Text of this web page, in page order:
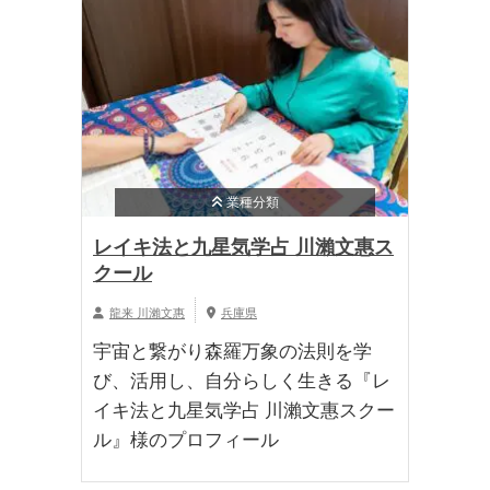
業種分類
レイキ法と九星気学占 川瀨文惠ス
クール
龍来 川瀨文惠 兵庫県
宇宙と繋がり森羅万象の法則を学
び、活用し、自分らしく生きる『レ
イキ法と九星気学占 川瀨文惠スクー
ル』様のプロフィール